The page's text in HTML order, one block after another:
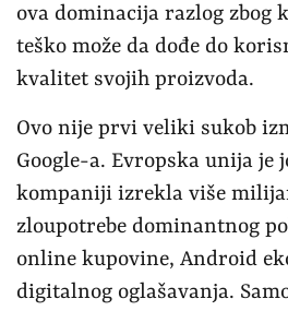
ova dominacija razlog zbog
teško može da dođe do
kvalitet svojih proizvoda.
Ovo nije prvi veliki sukob
Google-a. Evropska unija je
kompaniji izrekla više
zloupotrebe dominantnog
online kupovine, Android
digitalnog oglašavanja.